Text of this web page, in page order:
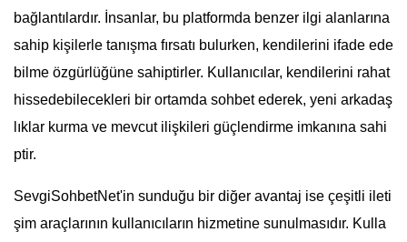
bağlantılardır. İnsanlar, bu platformda benzer ilgi alanlarına
sahip kişilerle tanışma fırsatı bulurken, kendilerini ifade ede
bilme özgürlüğüne sahiptirler. Kullanıcılar, kendilerini rahat
hissedebilecekleri bir ortamda sohbet ederek, yeni arkadaş
lıklar kurma ve mevcut ilişkileri güçlendirme imkanına sahi
ptir.
SevgiSohbetNet'in sunduğu bir diğer avantaj ise çeşitli ileti
şim araçlarının kullanıcıların hizmetine sunulmasıdır. Kulla